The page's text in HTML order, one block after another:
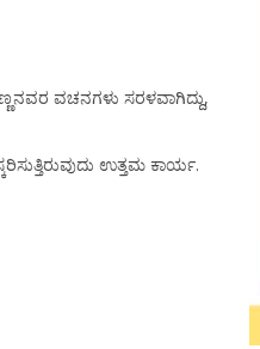
ವಚನಗಳು ಸರಳವಾಗಿದ್ದು,
ಉತ್ತಮ ಕಾರ್ಯ.